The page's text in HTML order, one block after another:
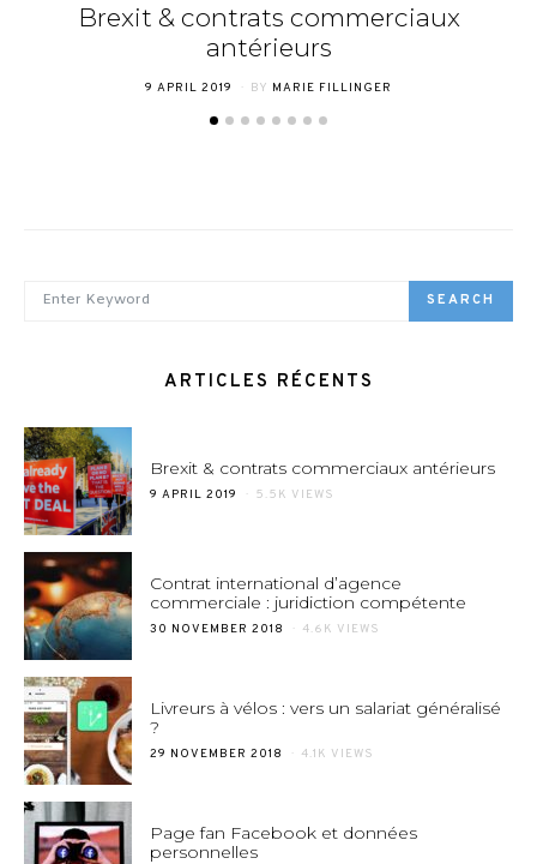
Brexit & contrats commerciaux
antérieurs
POSTED
9 APRIL 2019 BY MARIE FILLINGER
SEARCH
ARTICLES RÉCENTS
Brexit & contrats commerciaux antérieurs
POSTED
9 APRIL 2019 5.5K VIEWS
Contrat international d’agence
commerciale : juridiction compétente
POSTED
30 NOVEMBER 2018 4.6K VIEWS
Livreurs à vélos : vers un salariat généralisé
?
POSTED
29 NOVEMBER 2018 4.1K VIEWS
Page fan Facebook et données
personnelles